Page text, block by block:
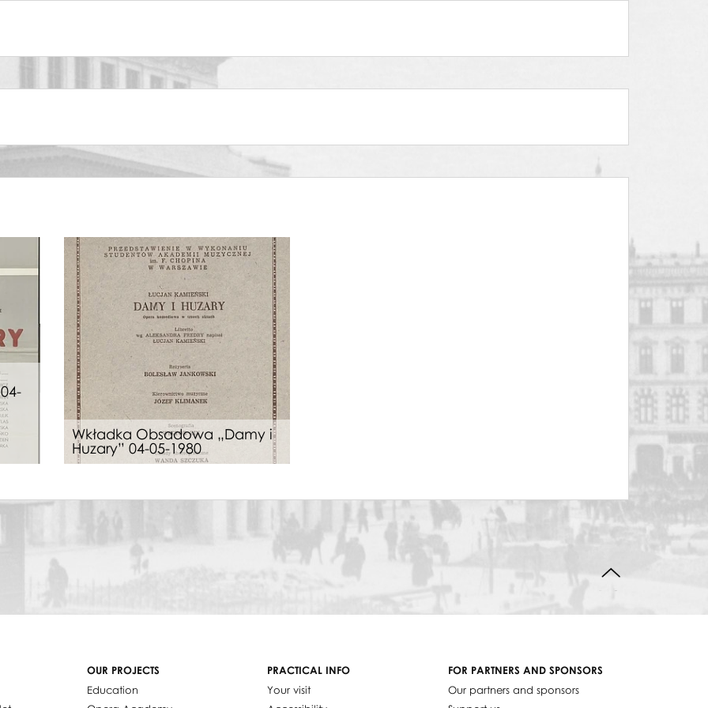
Wkładka Obsadowa „Damy i
Huzary” 04-05-1980
OUR PROJECTS
Education
PRACTICAL INFO
Your visit
FOR PARTNERS AND SPONSORS
Our partners and sponsors